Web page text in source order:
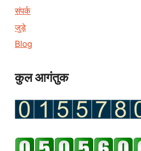
संपर्क
जुड़े
Blog
कुल आगंतुक